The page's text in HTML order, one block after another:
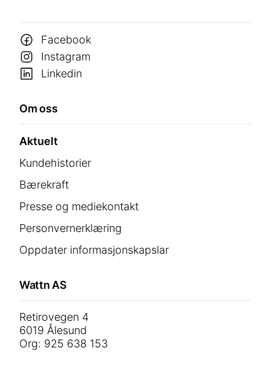
Facebook
Instagram
Linkedin
Om oss
Aktuelt
Kundehistorier
Bærekraft
Presse og mediekontakt
Personvernerklæring
Oppdater informasjonskapslar
Wattn AS
Retirovegen 4
6019 Ålesund
Org: 925 638 153